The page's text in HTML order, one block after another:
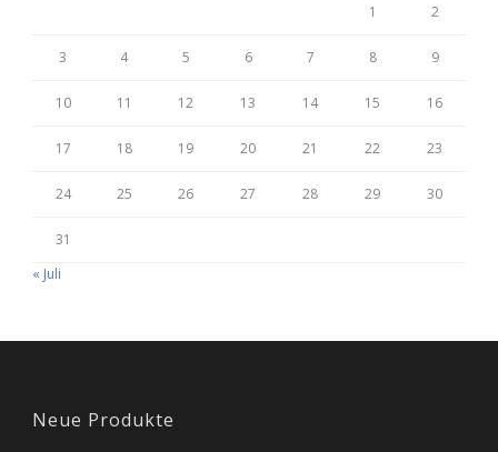
1 2
3 4 5 6 7 8 9
10 11 12 13 14 15 16
17 18 19 20 21 22 23
24 25 26 27 28 29 30
31
« Juli
Neue Produkte